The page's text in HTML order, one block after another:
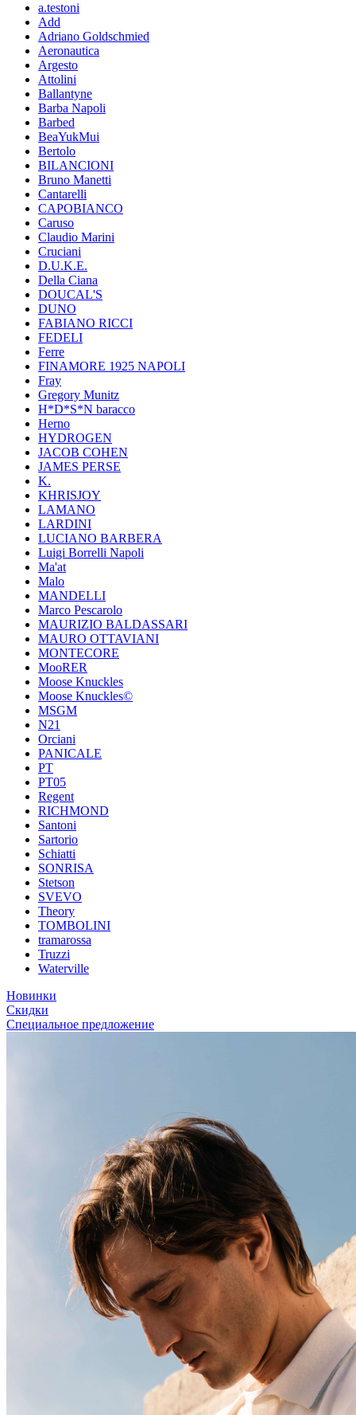
a.testoni
Add
Adriano Goldschmied
Aeronautica
Argesto
Attolini
Ballantyne
Barba Napoli
Barbed
BeaYukMui
Bertolo
BILANCIONI
Bruno Manetti
Cantarelli
CAPOBIANCO
Caruso
Claudio Marini
Cruciani
D.U.K.E.
Della Ciana
DOUCAL'S
DUNO
FABIANO RICCI
FEDELI
Ferre
FINAMORE 1925 NAPOLI
Fray
Gregory Munitz
H*D*S*N baracco
Herno
HYDROGEN
JACOB COHEN
JAMES PERSE
K.
KHRISJOY
LAMANO
LARDINI
LUCIANO BARBERA
Luigi Borrelli Napoli
Ma'at
Malo
MANDELLI
Marco Pescarolo
MAURIZIO BALDASSARI
MAURO OTTAVIANI
MONTECORE
MooRER
Moose Knuckles
Moose Knuckles©️
MSGM
N21
Orciani
PANICALE
PT
PT05
Regent
RICHMOND
Santoni
Sartorio
Schiatti
SONRISA
Stetson
SVEVO
Theory
TOMBOLINI
tramarossa
Truzzi
Waterville
Новинки
Скидки
Специальное предложение